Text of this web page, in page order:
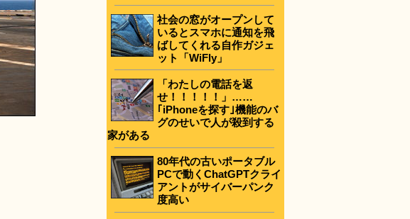
社会の窓がオープンして
いるとスマホに通知を飛
ばしてくれる自作ガジェ
ット「WiFly」
「わたしの電話を返
せ！！！！！」……
｢iPhoneを探す｣機能のバ
グのせいで人が殺到する
家がある
80年代の古いポータブル
PCで動くChatGPTクライ
アントがサイバーパンク
度高い